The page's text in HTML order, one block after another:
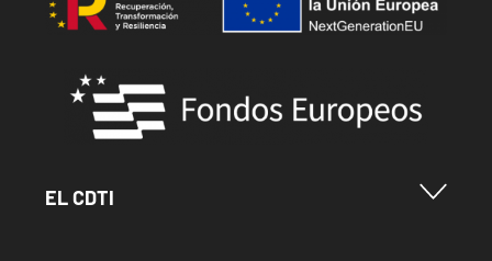
Image
Menu Footer Cdti
EL CDTI